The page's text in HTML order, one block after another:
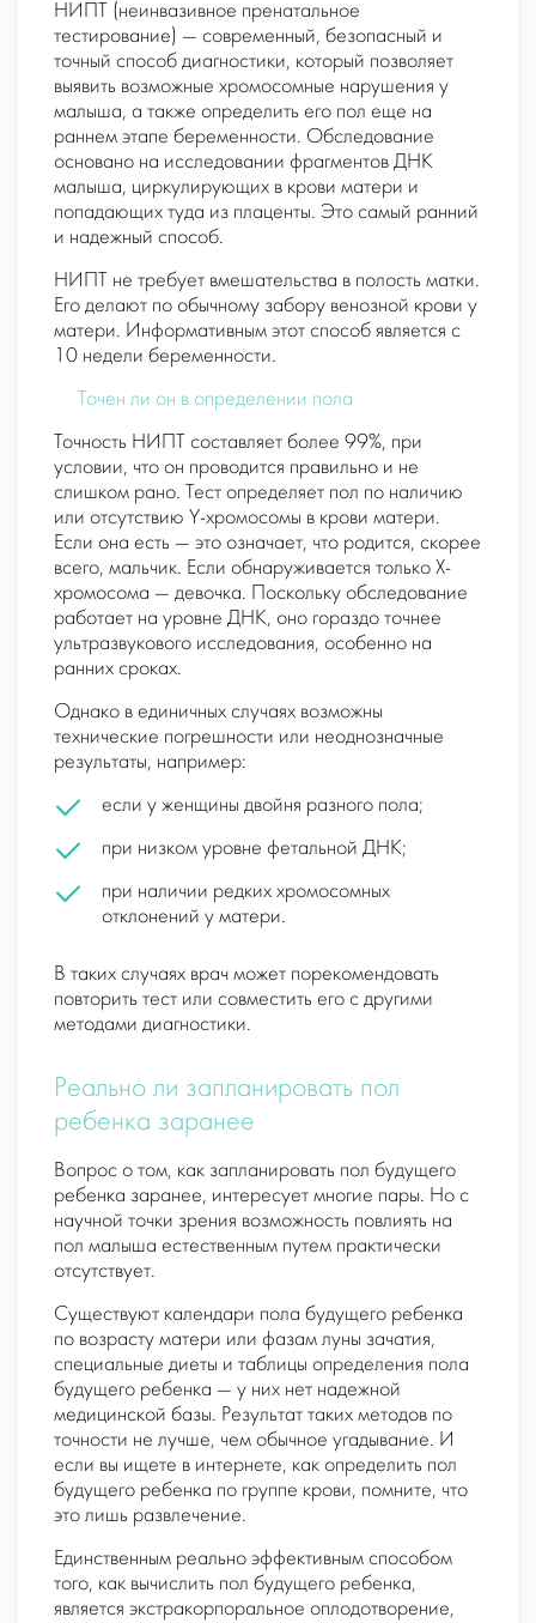
НИПТ (неинвазивное пренатальное
тестирование) — современный, безопасный и
точный способ диагностики, который позволяет
выявить возможные хромосомные нарушения у
малыша, а также определить его пол еще на
раннем этапе беременности. Обследование
основано на исследовании фрагментов ДНК
малыша, циркулирующих в крови матери и
попадающих туда из плаценты. Это самый ранний
и надежный способ.
НИПТ не требует вмешательства в полость матки.
Его делают по обычному забору венозной крови у
матери. Информативным этот способ является с
10 недели беременности.
Точен ли он в определении пола
Точность НИПТ составляет более 99%, при
условии, что он проводится правильно и не
слишком рано. Тест определяет пол по наличию
или отсутствию Y-хромосомы в крови матери.
Если она есть — это означает, что родится, скорее
всего, мальчик. Если обнаруживается только X-
хромосома — девочка. Поскольку обследование
работает на уровне ДНК, оно гораздо точнее
ультразвукового исследования, особенно на
ранних сроках.
Однако в единичных случаях возможны
технические погрешности или неоднозначные
результаты, например:
если у женщины двойня разного пола;
при низком уровне фетальной ДНК;
при наличии редких хромосомных
отклонений у матери.
В таких случаях врач может порекомендовать
повторить тест или совместить его с другими
методами диагностики.
Реально ли запланировать пол
ребенка заранее
Вопрос о том, как запланировать пол будущего
ребенка заранее, интересует многие пары. Но с
научной точки зрения возможность повлиять на
пол малыша естественным путем практически
отсутствует.
Существуют календари пола будущего ребенка
по возрасту матери или фазам луны зачатия,
специальные диеты и таблицы определения пола
будущего ребенка — у них нет надежной
медицинской базы. Результат таких методов по
точности не лучше, чем обычное угадывание. И
если вы ищете в интернете, как определить пол
будущего ребенка по группе крови, помните, что
это лишь развлечение.
Единственным реально эффективным способом
того, как вычислить пол будущего ребенка,
является экстракорпоральное оплодотворение,